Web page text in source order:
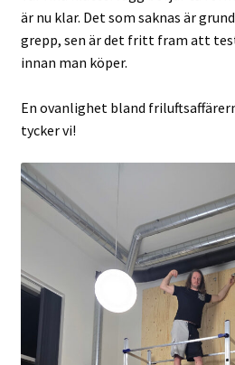
är nu klar. Det som saknas är
grepp, sen är det fritt fram att
innan man köper.
En ovanlighet bland
tycker vi!